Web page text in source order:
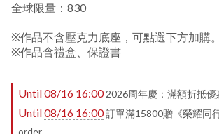
全球限量：830
※作品不含壓克力底座，可點選下方加購。
※作品含禮盒、保證書
Until08/16 16:002026周年慶：滿額折抵優
Until08/16 16:00訂單滿15800贈《榮耀同
order